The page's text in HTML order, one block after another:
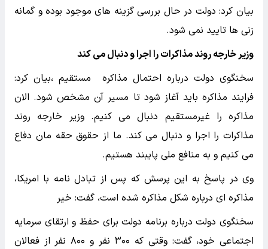
بیان کرد: دولت در حال بررسی گزینه های موجود بوده و گمانه
زنی ها تایید نمی شود.
وزیر خارجه روند مذاکرات را اجرا و دنبال می کند
سخنگوی دولت درباره احتمال مذاکره مستقیم ،بیان کرد:
فرایند مذاکره باید آغاز شود تا مسیر آن مشخص شود. الان
مذاکره را غیرمستقیم دنبال می کنیم. وزیر خارجه روند
مذاکرات را اجرا و دنبال می کند. ما از حقوق حقه مان دفاع
می کنیم و به منافع ملی پایبند هستیم.
وی در پاسخ به این پرسش که پس از تبادل نامه با امریکا،
مذاکره ای درباره شکل مذاکره شده است، گفت: خیر
سخنگوی دولت درباره برنامه دولت برای حفظ و ارتقای سرمایه
اجتماعی خود، گفت: وقتی که ۳۰۰ نفر و ۸۰۰ نفر از فعالان